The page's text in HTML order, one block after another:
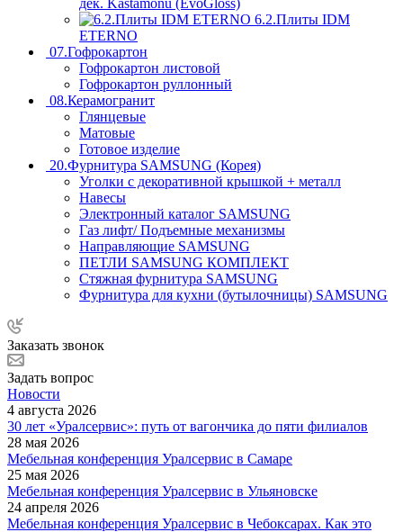
дек. Kastamonu (EvoGloss)
6.2.Плиты IDM
ETERNO
07.Гофрокартон
Гофрокартон листовой
Гофрокартон руллонный
08.Керамогранит
Глянцевые
Матовые
Готовое изделие
20.Фурнитура SAMSUNG (Корея)
Уголки с декоративной крышкой + металл
Навесы
Электронный каталог SAMSUNG
Газ лифт/ Подъемные механизмы
Направляющие SAMSUNG
ПЕТЛИ SAMSUNG КОМПЛЕКТ
Стяжная фурнитура SAMSUNG
Фурнитура для кухни (бутылочницы) SAMSUNG
Заказать звонок
Задать вопрос
Новости
4 августа 2026
30 лет «Уралсервис»: путь от вагончика до пяти филиалов
28 мая 2026
Мебельная конференция Уралсервис в Самаре
25 мая 2026
Мебельная конференция Уралсервис в Ульяновске
24 апреля 2026
Мебельная конференция Уралсервис в Чебоксарах. Как это